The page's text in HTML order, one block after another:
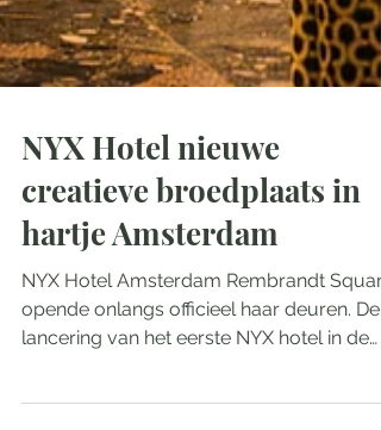
NYX Hotel nieuwe
creatieve broedplaats in
hartje Amsterdam
NYX Hotel Amsterdam Rembrandt
opende onlangs officieel haar deuren. De